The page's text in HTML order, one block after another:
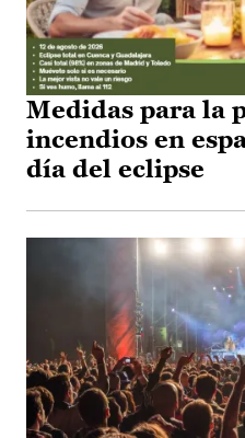
Medidas para la
incendios en
día del eclipse